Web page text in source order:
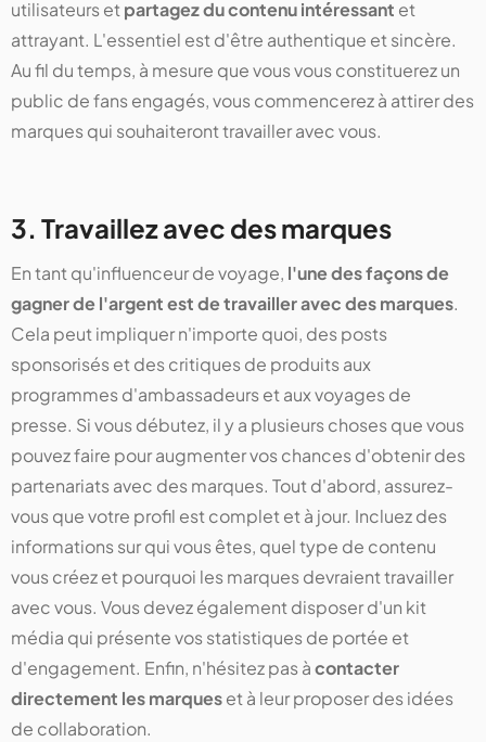
utilisateurs et partagez du contenu intéressant et
attrayant. L'essentiel est d'être authentique et sincère.
Au fil du temps, à mesure que vous vous constituerez un
public de fans engagés, vous commencerez à attirer des
marques qui souhaiteront travailler avec vous.
3. Travaillez avec des marques
En tant qu'influenceur de voyage, l'une des façons de
gagner de l'argent est de travailler avec des marques.
Cela peut impliquer n'importe quoi, des posts
sponsorisés et des critiques de produits aux
programmes d'ambassadeurs et aux voyages de
presse. Si vous débutez, il y a plusieurs choses que vous
pouvez faire pour augmenter vos chances d'obtenir des
partenariats avec des marques. Tout d'abord, assurez-
vous que votre profil est complet et à jour. Incluez des
informations sur qui vous êtes, quel type de contenu
vous créez et pourquoi les marques devraient travailler
avec vous. Vous devez également disposer d'un kit
média qui présente vos statistiques de portée et
d'engagement. Enfin, n'hésitez pas àcontacter
directement les marqueset à leur proposer des idées
de collaboration.